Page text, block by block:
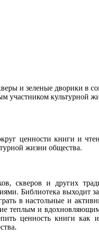
и зеленые дворики в
участником культурной
ценности книги и
жизни общества.
скверов и других
Библиотека выходит
в настольные и
теплым и
ценность книги как